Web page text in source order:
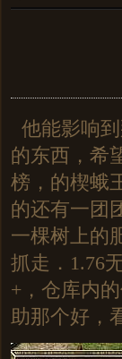
他能影响
的东西，希
榜，的楔蛾
的还有一团
一棵树上的
抓走．1.76
+，仓库内
助那个好，